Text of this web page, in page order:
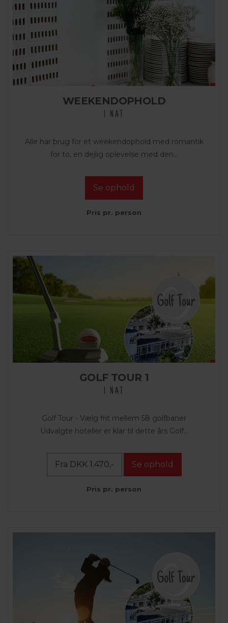
WEEKENDOPHOLD
1 NAT
Alle har brug for et weekendophold med romantik
for to, en dejlig oplevelse med den...
Se ophold
Pris pr. person
GOLF TOUR 1
1 NAT
Golf Tour - Vælg frit mellem 58 golfbaner
Udvalgte hoteller er klar til dette års Golf...
Fra DKK 1.470,- Se ophold
Pris pr. person